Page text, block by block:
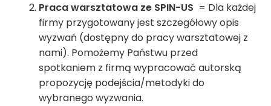
Praca warsztatowa ze SPIN-US = Dla każdej
firmy przygotowany jest szczegółowy opis
wyzwań (dostępny do pracy warsztatowej z
nami). Pomożemy Państwu przed
spotkaniem z firmą wypracować autorską
propozycję podejścia/metodyki do
wybranego wyzwania.